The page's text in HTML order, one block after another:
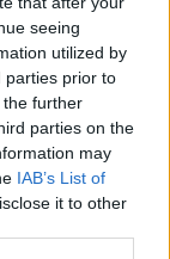
seeing
utilized by
parties prior to
further
parties on the
may
IAB’s List of
it to other
–